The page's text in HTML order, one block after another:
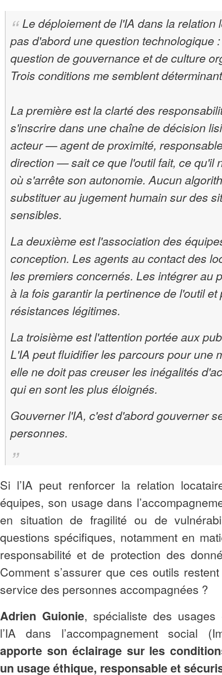
Le déploiement de l'IA dans la relation
pas d'abord une question technologique
question de gouvernance et de culture
Trois conditions me semblent
La première est la clarté des
s'inscrire dans une chaîne de décision
acteur — agent de proximité,
direction — sait ce que l'outil fait, ce qu'il
où s'arrête son autonomie. Aucun
substituer au jugement humain sur des
sensibles.
La deuxième est l'association des
conception. Les agents au contact des
les premiers concernés. Les intégrer au
à la fois garantir la pertinence de l'outil et
résistances légitimes.
La troisième est l'attention portée aux
L'IA peut fluidifier les parcours pour une
elle ne doit pas creuser les inégalités
qui en sont les plus éloignés.
Gouverner l'IA, c'est d'abord gouverner
personnes.
Si l’IA peut renforcer la relation
équipes, son usage dans
en situation de fragilité ou de
questions spécifiques, notamment en
responsabilité et de protection des
Comment s’assurer que ces outils
service des personnes accompagnées ?
Adrien Guionie, spécialiste des usages
l’IA dans l’accompagnement social
apporte son éclairage sur les
un usage éthique, responsable et